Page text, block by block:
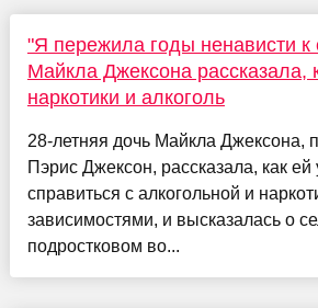
"Я пережила годы ненависти к
Майкла Джексона рассказала,
наркотики и алкоголь
28-летняя дочь Майкла Джексона,
Пэрис Джексон, рассказала, как ей
справиться с алкогольной и
зависимостями, и высказалась о
подростковом во...